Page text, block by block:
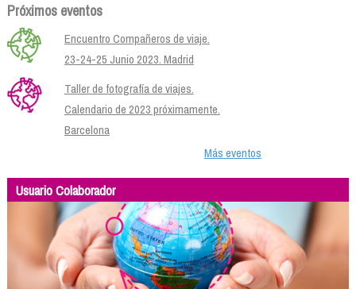
Próximos eventos
Encuentro Compañeros de viaje.
23-24-25 Junio 2023. Madrid
Taller de fotografía de viajes.
Calendario de 2023 próximamente.
Barcelona
Más eventos
Usuario Colaborador